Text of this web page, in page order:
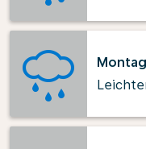
Montag